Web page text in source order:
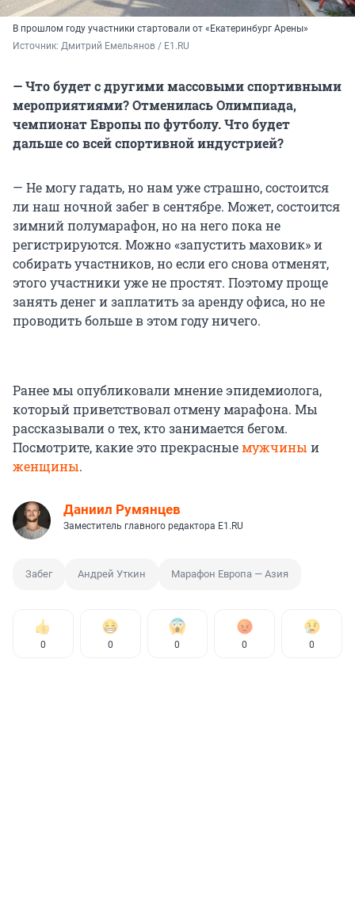
В прошлом году участники стартовали от «Екатеринбург Арены»
Источник: Дмитрий Емельянов / E1.RU
— Что будет с другими массовыми спортивными
мероприятиями? Отменилась Олимпиада,
чемпионат Европы по футболу. Что будет
дальше со всей спортивной индустрией?
— Не могу гадать, но нам уже страшно, состоится
ли наш ночной забег в сентябре. Может, состоится
зимний полумарафон, но на него пока не
регистрируются. Можно «запустить маховик» и
собирать участников, но если его снова отменят,
этого участники уже не простят. Поэтому проще
занять денег и заплатить за аренду офиса, но не
проводить больше в этом году ничего.
Ранее мы опубликовали мнение эпидемиолога,
который приветствовал отмену марафона. Мы
рассказывали о тех, кто занимается бегом.
Посмотрите, какие это прекрасныемужчины и
женщины.
Даниил Румянцев
Заместитель главного редактора E1.RU
Забег Андрей Уткин Марафон Европа — Азия
0 0 0 0 0